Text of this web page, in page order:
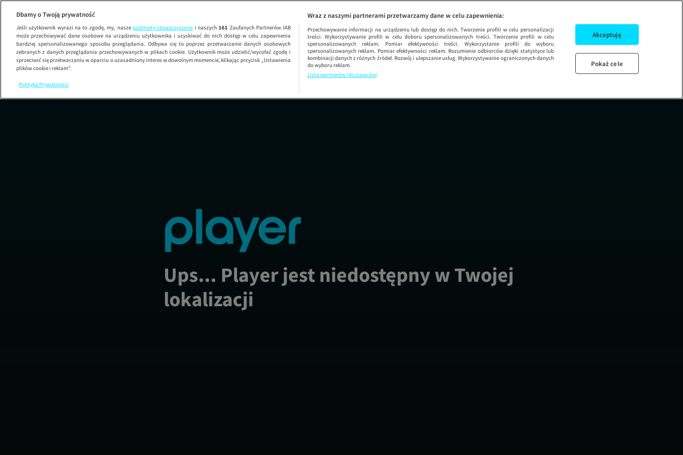
ODCINEK 91 PYTANIA 2 -
Ups... Player jest niedostępny w Twojej
lokalizacji
Dbamy o Twoją prywatność
Jeśli użytkownik wyrazi na to zgodę, my, nasze podmioty stowarzyszone i naszych161 Zaufanych Partnerów IAB
może przechowywać dane osobowe na urządzeniu użytkownika i uzyskiwać do nich dostęp w celu zapewnienia
bardziej spersonalizowanego sposobu przeglądania. Odbywa się to poprzez przetwarzanie danych osobowych
zebranych z danych przeglądania przechowywanych w plikach cookie. Użytkownik może udzielić/wycofać zgodę i
sprzeciwić się przetwarzaniu w oparciu o uzasadniony interes w dowolnym momencie, klikając przycisk „Ustawienia
plików cookie i reklam”.
Polityka Prywatności
Wraz z naszymi partnerami przetwarzamy dane w celu zapewnienia:
Przechowywanie informacji na urządzeniu lub dostęp do nich. Tworzenie profili w celu personalizacji
treści. Wykorzystywanie profili w celu doboru spersonalizowanych treści. Tworzenie profili w celu
spersonalizowanych reklam. Pomiar efektywności treści. Wykorzystanie profili do wyboru
spersonalizowanych reklam. Pomiar efektywności reklam. Rozumienie odbiorców dzięki statystyce lub
kombinacji danych z różnych źródeł. Rozwój i ulepszanie usług. Wykorzystywanie ograniczonych danych
do wyboru reklam.
Lista partnerów (dostawców)
Akceptuję
Pokaż cele